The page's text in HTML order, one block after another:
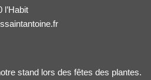
l’Habit
stand lors des fêtes des plantes.